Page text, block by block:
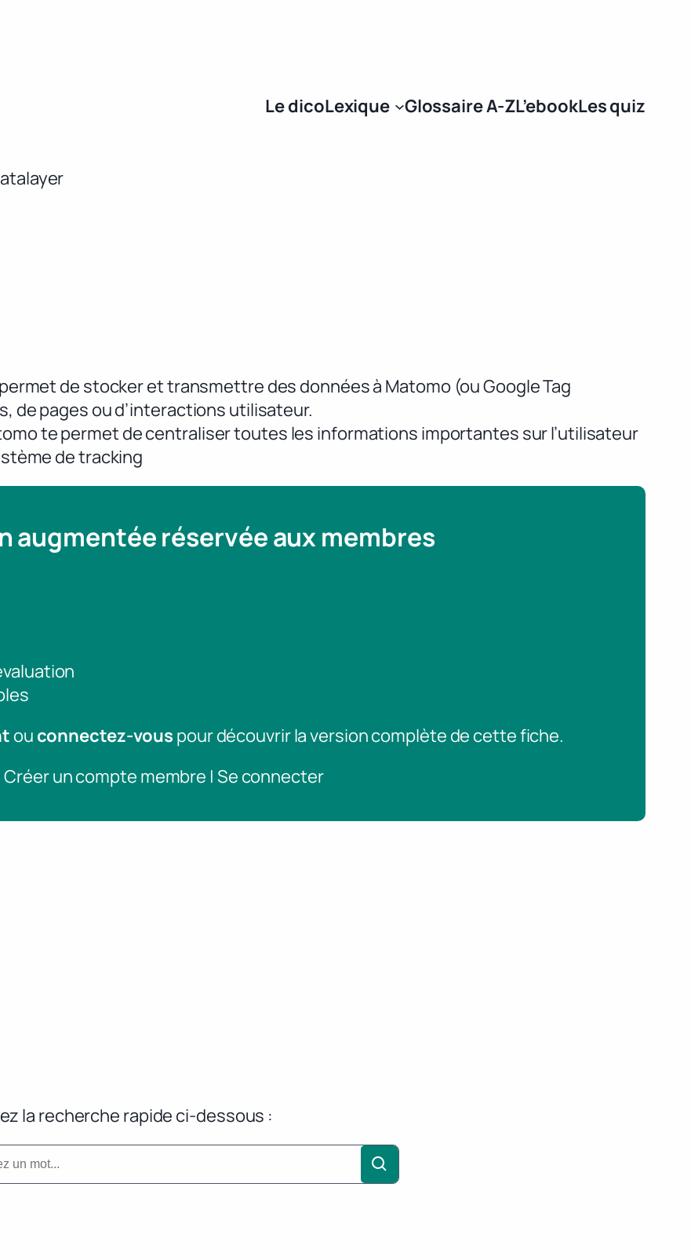
Le dicoLexique Glossaire A-ZL’ebookLes quiz
de stocker et transmettre des données à Matomo (ou Google Tag
de pages ou d’interactions utilisateur.
te permet de centraliser toutes les informations importantes sur l’utilisateur
de tracking
augmentée réservée aux membres
ou connectez-vous pour découvrir la version complète de cette fiche.
Créer un compte membre | Se connecter
la recherche rapide ci-dessous :